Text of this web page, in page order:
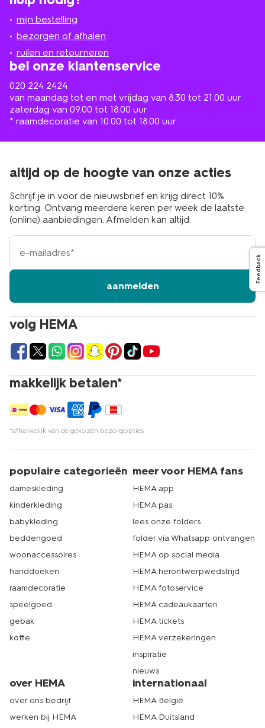
mijn bestelling
bezorgen of afhalen
ruilen en retourneren
bel onze klantenservice
020 224 2424
van maandag tot en met vrijdag van 8.30 tot 21.00 uur
zaterdag van 09.00 tot 18.00 uur
* raamdecoratie van 10.00 tot 18.00 uur
in
de
buurt
volg HEMA
makkelijk betalen*
*afhankelijk van de gekozen bezorgopties
altijd op de hoogte van onze acties
Schrijf je in voor de nieuwsbrief en krijg direct 10%
korting. Ontvang meerdere keren per week de laatste
(online) aanbiedingen. Afmelden kan altijd.
e-
mailadres
aanmelden
populaire categorieën
dameskleding
kinderkleding
babykleding
beddengoed
woonaccessoires
handdoeken
raamdecoratie
speelgoed
gebak
koffie
meer voor HEMA fans
HEMA app
HEMA pas
lees onze folders
folder via Whatsapp ontvangen
HEMA op social media
HEMA herontwerpwedstrijd
HEMA fotoservice
HEMA cadeaukaarten
HEMA tickets
HEMA verzekeringen
inspiratie
nieuws
over HEMA
over ons bedrijf
werken bij HEMA
internationaal
HEMA België
HEMA Duitsland
Feedback